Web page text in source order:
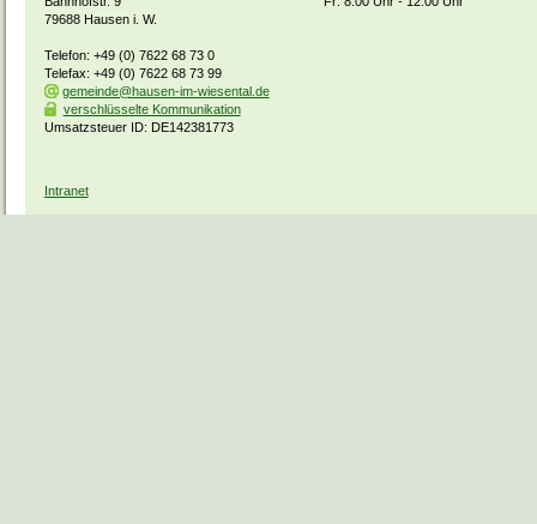
79688 Hausen i. W.
Telefon: +49 (0) 7622 68 73 0
Telefax: +49 (0) 7622 68 73 99
gemeinde@hausen-im-wiesental.de
verschlüsselte Kommunikation
Umsatzsteuer ID: DE142381773
Intranet